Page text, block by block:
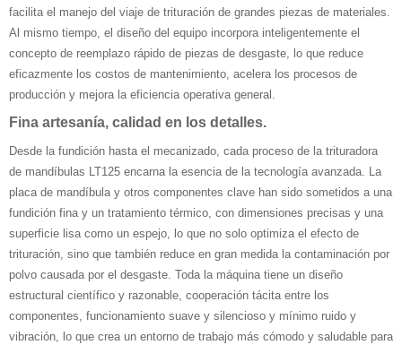
facilita el manejo del viaje de trituración de grandes piezas de materiales.
Al mismo tiempo, el diseño del equipo incorpora inteligentemente el
concepto de reemplazo rápido de piezas de desgaste, lo que reduce
eficazmente los costos de mantenimiento, acelera los procesos de
producción y mejora la eficiencia operativa general.
Fina artesanía, calidad en los detalles.
Desde la fundición hasta el mecanizado, cada proceso de la trituradora
de mandíbulas LT125 encarna la esencia de la tecnología avanzada. La
placa de mandíbula y otros componentes clave han sido sometidos a una
fundición fina y un tratamiento térmico, con dimensiones precisas y una
superficie lisa como un espejo, lo que no solo optimiza el efecto de
trituración, sino que también reduce en gran medida la contaminación por
polvo causada por el desgaste. Toda la máquina tiene un diseño
estructural científico y razonable, cooperación tácita entre los
componentes, funcionamiento suave y silencioso y mínimo ruido y
vibración, lo que crea un entorno de trabajo más cómodo y saludable para